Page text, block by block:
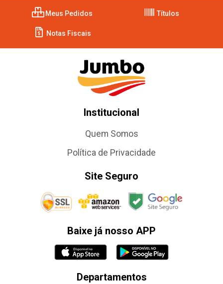
Meus Pedidos Títulos
Notas Fiscais
Institucional
Quem Somos
Política de Privacidade
Site Seguro
Baixe já nosso APP
Departamentos